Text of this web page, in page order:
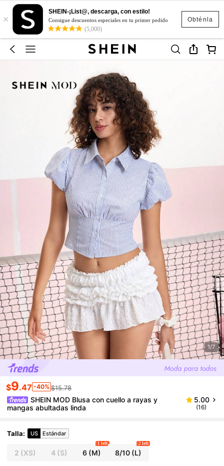
Obténla
×
SHEIN-¡List@, descarga, con estilo!
Consigue descuentos especiales en tu primer pedido
(5,000)
1/7
$9.47 -40% $15.78
SHEIN MOD Blusa con cuello a rayas y
mangas abultadas linda
5.00
(16)
Talla: US Estándar
2 (XS) 4(S) 6(M)
1 left
8/10 (L)
2 left